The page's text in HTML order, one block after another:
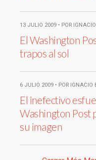
13 JULIO 2009 • POR
El Washington
trapos al sol
6 JULIO 2009 • POR IGNACIO
El inefectivo
Washington Post
su imagen